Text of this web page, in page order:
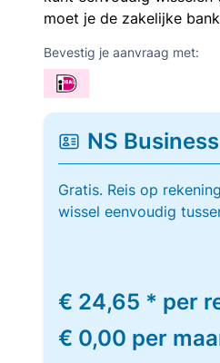
moet je de zakelijke
Bevestig je aanvraag met:
NS
Gratis. Reis op
wissel eenvoudig
€ 24,65 * per
€ 0,00 per